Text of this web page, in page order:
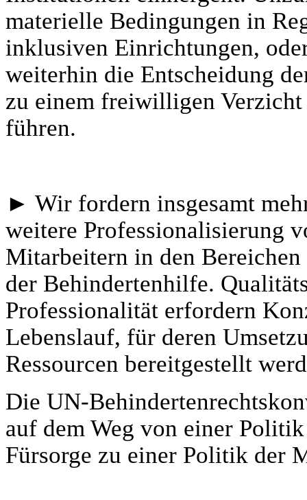
materielle Bedingungen in
inklusiven Einrichtungen,
weiterhin die Entscheidung
zu einem freiwilligen
führen.
► Wir fordern insgesamt
weitere Professionalisierung
Mitarbeitern in den
der Behindertenhilfe.
Professionalität erfordern
Lebenslauf, für deren
Ressourcen bereitgestellt
Die UN-
auf dem Weg von einer
Fürsorge zu einer Politik der